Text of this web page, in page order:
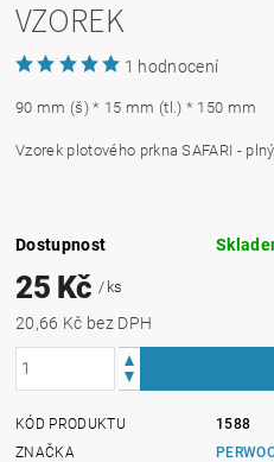
VZOREK
1 hodnocení
90 mm (š) * 15 mm (tl.) * 150 mm
Vzorek plotového prkna SAFARI -
Dostupnost
25 Kč/ ks
20,66 Kč bez DPH
KÓD PRODUKTU
1588
ZNAČKA